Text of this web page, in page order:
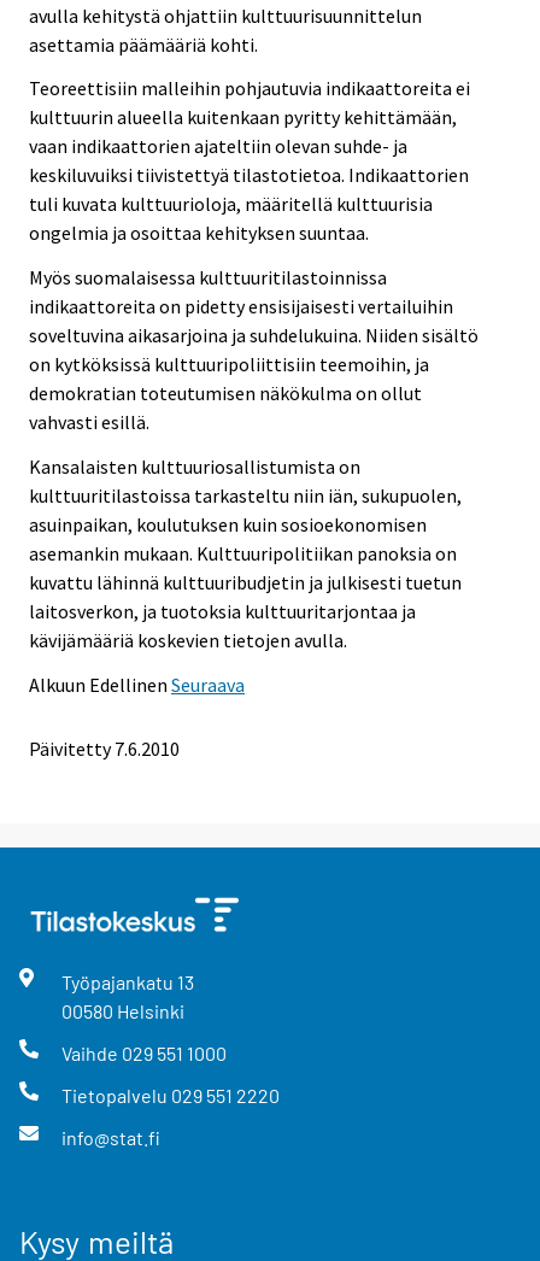
avulla kehitystä ohjattiin kulttuurisuunnittelun
asettamia päämääriä kohti.
Teoreettisiin malleihin pohjautuvia indikaattoreita ei
kulttuurin alueella kuitenkaan pyritty kehittämään,
vaan indikaattorien ajateltiin olevan suhde- ja
keskiluvuiksi tiivistettyä tilastotietoa. Indikaattorien
tuli kuvata kulttuurioloja, määritellä kulttuurisia
ongelmia ja osoittaa kehityksen suuntaa.
Myös suomalaisessa kulttuuritilastoinnissa
indikaattoreita on pidetty ensisijaisesti vertailuihin
soveltuvina aikasarjoina ja suhdelukuina. Niiden sisältö
on kytköksissä kulttuuripoliittisiin teemoihin, ja
demokratian toteutumisen näkökulma on ollut
vahvasti esillä.
Kansalaisten kulttuuriosallistumista on
kulttuuritilastoissa tarkasteltu niin iän, sukupuolen,
asuinpaikan, koulutuksen kuin sosioekonomisen
asemankin mukaan. Kulttuuripolitiikan panoksia on
kuvattu lähinnä kulttuuribudjetin ja julkisesti tuetun
laitosverkon, ja tuotoksia kulttuuritarjontaa ja
kävijämääriä koskevien tietojen avulla.
Alkuun Edellinen Seuraava
Päivitetty7.6.2010
Työpajankatu 13
00580 Helsinki
Vaihde 029 551 1000
Tietopalvelu 029 551 2220
info@stat.fi
Kysy meiltä